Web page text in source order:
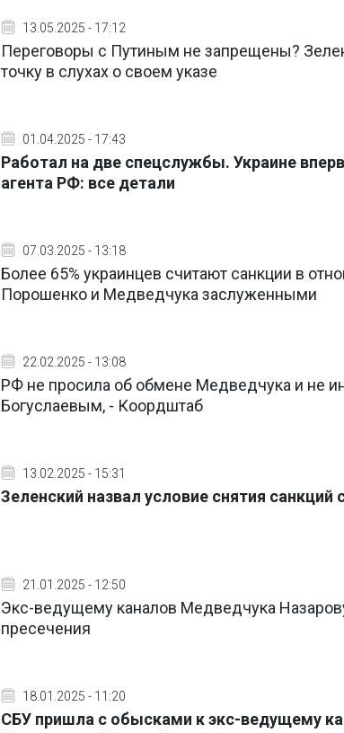
13.05.2025 - 17:12
Переговоры с Путиным не запрещены?
точку в слухах о своем указе
01.04.2025 - 17:43
Работал на две спецслужбы. Украине
агента РФ: все детали
07.03.2025 - 13:18
Более 65% украинцев считают санкции в
Порошенко и Медведчука заслуженными
22.02.2025 - 13:08
РФ не просила об обмене Медведчука и не
Богуслаевым, - Коордштаб
13.02.2025 - 15:31
Зеленский назвал условие снятия
21.01.2025 - 12:50
Экс-ведущему каналов Медведчука
пресечения
18.01.2025 - 11:20
СБУ пришла с обысками к экс-ведущему